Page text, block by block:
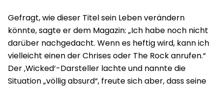
Gefragt, wie dieser Titel sein Leben verändern
könnte, sagte er dem Magazin: „Ich habe noch nicht
darüber nachgedacht. Wenn es heftig wird, kann ich
vielleicht einen der Chrises oder The Rock anrufen.“
Der ‚Wicked‘-Darsteller lachte und nannte die
Situation „völlig absurd“, freute sich aber, dass seine